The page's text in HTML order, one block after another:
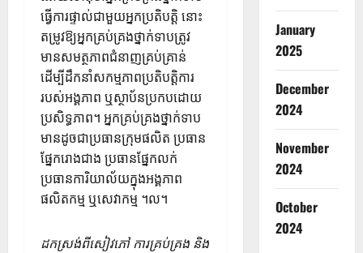
ធ្វើការផ្ទាល់ជាមួយអ្នកប្រតិបត្តិ នោះ
តម្រូវឱ្យអ្នកគ្រប់គ្រងថ្នាក់ទាបត្រូវ
មានសមត្ថភាពជំនាញគ្រប់គ្រាន់
ដើម្បីដឹកនាំសកម្មភាពប្រតិបត្តិការ
របស់អង្គភាព ឬស្ថាប័នប្រកបដោយ
ប្រសិទ្ធភាព។ អ្នកគ្រប់គ្រងថ្នាក់ទាប
មានដូចជាប្រធានក្រុមផលិត ប្រធាន
ផ្នែករោងជាង ប្រធានផ្នែកលក់
ប្រធានការិយាល័យក្នុងអង្គភាព
ផលិតកម្ម ឬសេវាកម្ម ។ល។
ដកស្រង់ពីសៀវភៅ ការគ្រប់គ្រង និង
January
2025
December
2024
November
2024
October
2024